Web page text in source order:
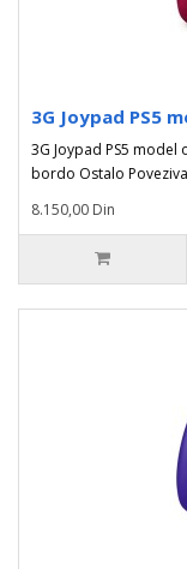
3G Joypad PS5
3G Joypad PS5
bordo Ostalo
8.150,00 Din